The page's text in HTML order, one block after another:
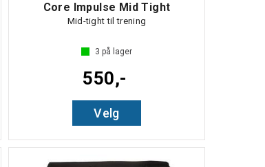
Core Impulse Mid Tight
Mid-tight til trening
3 på lager
550,-
Velg